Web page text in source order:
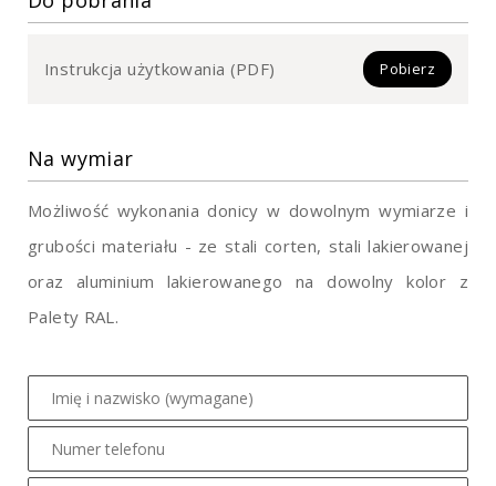
Instrukcja użytkowania (PDF) Pobierz
Na wymiar
Możliwość wykonania donicy w dowolnym wymiarze i
grubości materiału - ze stali corten, stali lakierowanej
oraz aluminium lakierowanego na dowolny kolor z
Palety RAL.